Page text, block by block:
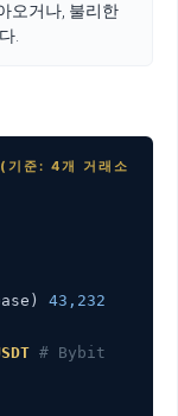
오거나, 불리한
.
준: 4개 거래소
43,232
# Bybit